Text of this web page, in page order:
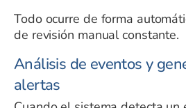
Todo ocurre de forma
de revisión manual constante.
Análisis de eventos y
alertas